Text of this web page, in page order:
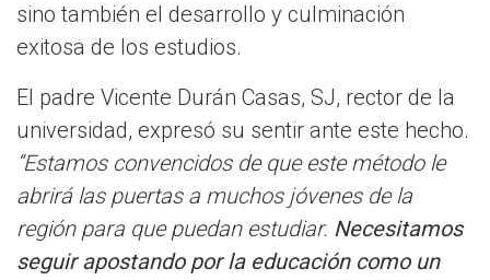
sino también el desarrollo y culminación
exitosa de los estudios.
El padre Vicente Durán Casas, SJ, rector de la
universidad, expresó su sentir ante este hecho.
“Estamos convencidos de que este método le
abrirá las puertas a muchos jóvenes de la
región para que puedan estudiar. Necesitamos
seguir apostando por la educación como un